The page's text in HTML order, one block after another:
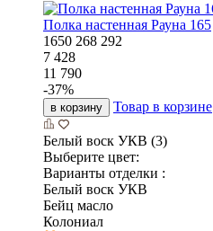
Полка настенная Рауна 165
1650 268 292
7 428
11 790
-37%
в корзину Товар в корзине
Белый воск УКВ (3)
Выберите цвет:
Варианты отделки :
Белый воск УКВ
Бейц масло
Колониал